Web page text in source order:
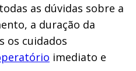
as dúvidas sobre a
a duração da
os cuidados
imediato e